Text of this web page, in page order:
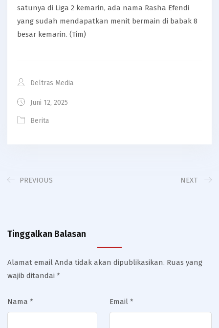
satunya di Liga 2 kemarin, ada nama Rasha Efendi
yang sudah mendapatkan menit bermain di babak 8
besar kemarin. (Tim)
Deltras Media
Juni 12, 2025
Berita
PREVIOUS NEXT
Tinggalkan Balasan
Alamat email Anda tidak akan dipublikasikan. Ruas yang
wajib ditandai *
Nama * Email *